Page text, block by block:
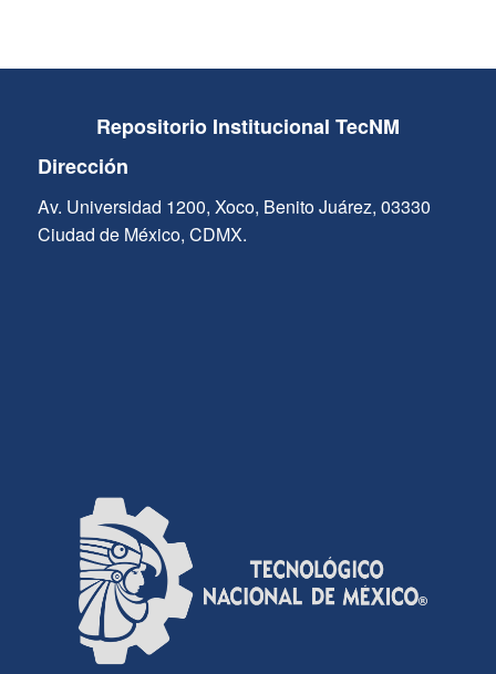
Repositorio Institucional TecNM
Dirección
Av. Universidad 1200, Xoco, Benito Juárez, 03330
Ciudad de México, CDMX.